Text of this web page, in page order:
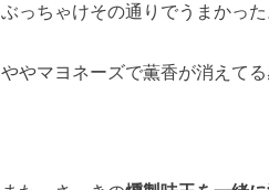
ぶっちゃけその通りでうまかった
ややマヨネーズで薫香が消えて